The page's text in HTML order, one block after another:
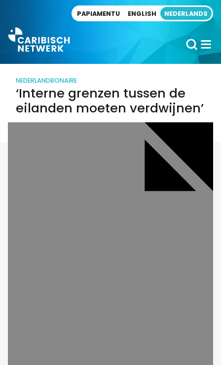
PAPIAMENTU ENGLISH NEDERLANDS
NEDERLANDBONAIRE
‘Interne grenzen tussen de
eilanden moeten verdwijnen’